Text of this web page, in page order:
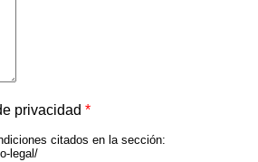
privacidad *
citados en la sección:
legal/